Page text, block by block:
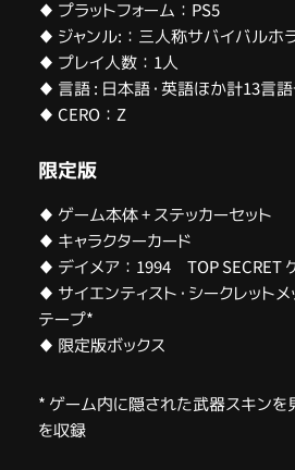
♦ プラットフォーム：PS5
♦ ジャンル:：三人称サバイバルホ
♦ プレイ人数：1人
♦ 言語 : 日本語・英語ほか計13言
♦ CERO：Z
限定版
♦ ゲーム本体 + ステッカーセット
♦ キャラクターカード
♦ デイメア：1994 TOP SECRET
♦ サイエンティスト・シークレットメ
テープ*
♦ 限定版ボックス
* ゲーム内に隠された武器スキンを
を収録